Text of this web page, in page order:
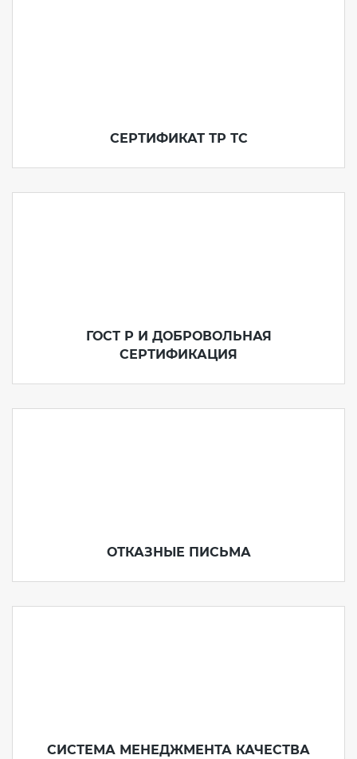
СЕРТИФИКАТ ТР ТС
ГОСТ Р И ДОБРОВОЛЬНАЯ
СЕРТИФИКАЦИЯ
ОТКАЗНЫЕ ПИСЬМА
СИСТЕМА МЕНЕДЖМЕНТА КАЧЕСТВА